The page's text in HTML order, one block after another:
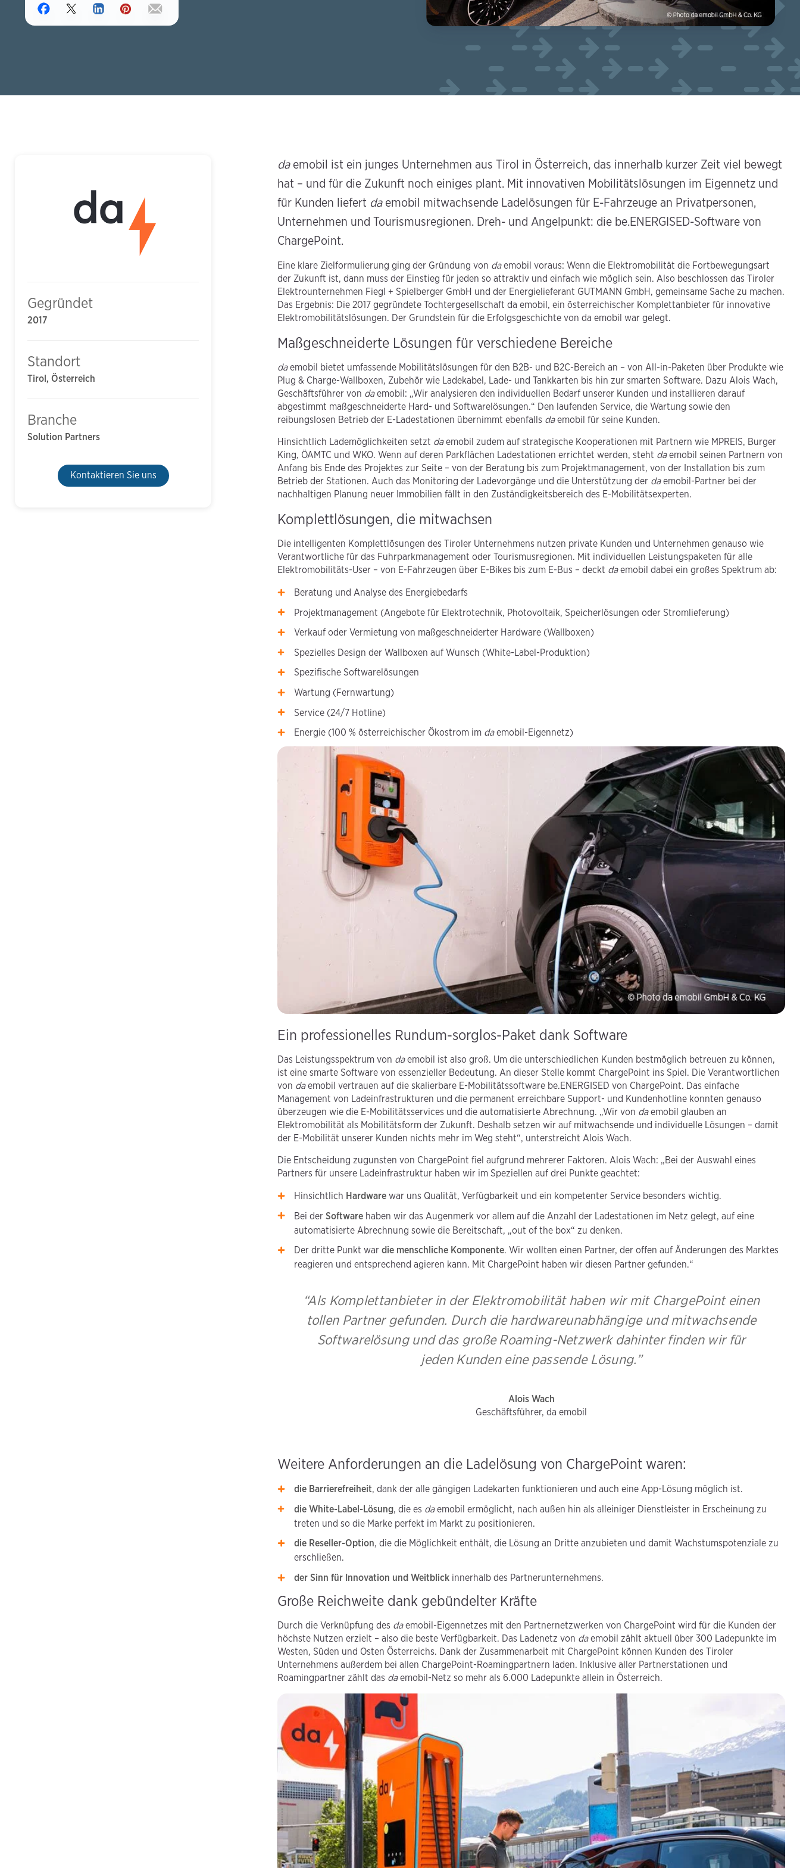
Gegründet
2017
Standort
Tirol, Österreich
Branche
Solution Partners
Kontaktieren Sie uns
daemobil ist ein junges Unternehmen aus Tirol in Österreich, das innerhalb kurzer Zeit viel bewegt
hat – und für die Zukunft noch einiges plant. Mit innovativen Mobilitätslösungen im Eigennetz und
für Kunden liefert daemobil mitwachsende Ladelösungen für E-Fahrzeuge an Privatpersonen,
Unternehmen und Tourismusregionen. Dreh- und Angelpunkt: die be.ENERGISED-Software von
ChargePoint.
Eine klare Zielformulierung ging der Gründung von daemobil voraus: Wenn die Elektromobilität die Fortbewegungsart
der Zukunft ist, dann muss der Einstieg für jeden so attraktiv und einfach wie möglich sein. Also beschlossen das Tiroler
Elektrounternehmen Fiegl + Spielberger GmbH und der Energielieferant GUTMANN GmbH, gemeinsame Sache zu machen.
Das Ergebnis: Die 2017 gegründete Tochtergesellschaft da emobil, ein österreichischer Komplettanbieter für innovative
Elektromobilitätslösungen. Der Grundstein für die Erfolgsgeschichte von da emobil war gelegt.
Maßgeschneiderte Lösungen für verschiedene Bereiche
daemobil bietet umfassende Mobilitätslösungen für den B2B- und B2C-Bereich an – von All-in-Paketen über Produkte wie
Plug & Charge-Wallboxen, Zubehör wie Ladekabel, Lade- und Tankkarten bis hin zur smarten Software. Dazu Alois Wach,
Geschäftsführer von daemobil: „Wir analysieren den individuellen Bedarf unserer Kunden und installieren darauf
abgestimmt maßgeschneiderte Hard- und Softwarelösungen.“ Den laufenden Service, die Wartung sowie den
reibungslosen Betrieb der E-Ladestationen übernimmt ebenfalls daemobil für seine Kunden.
Hinsichtlich Lademöglichkeiten setzt daemobil zudem auf strategische Kooperationen mit Partnern wie MPREIS, Burger
King, ÖAMTC und WKO. Wenn auf deren Parkflächen Ladestationen errichtet werden, steht daemobil seinen Partnern von
Anfang bis Ende des Projektes zur Seite – von der Beratung bis zum Projektmanagement, von der Installation bis zum
Betrieb der Stationen. Auch das Monitoring der Ladevorgänge und die Unterstützung der daemobil-Partner bei der
nachhaltigen Planung neuer Immobilien fällt in den Zuständigkeitsbereich des E-Mobilitätsexperten.
Komplettlösungen, die mitwachsen
Die intelligenten Komplettlösungen des Tiroler Unternehmens nutzen private Kunden und Unternehmen genauso wie
Verantwortliche für das Fuhrparkmanagement oder Tourismusregionen. Mit individuellen Leistungspaketen für alle
Elektromobilitäts-User – von E-Fahrzeugen über E-Bikes bis zum E-Bus – deckt daemobil dabei ein großes Spektrum ab:
Beratung und Analyse des Energiebedarfs
Projektmanagement (Angebote für Elektrotechnik, Photovoltaik, Speicherlösungen oder Stromlieferung)
Verkauf oder Vermietung von maßgeschneiderter Hardware (Wallboxen)
Spezielles Design der Wallboxen auf Wunsch (White-Label-Produktion)
Spezifische Softwarelösungen
Wartung (Fernwartung)
Service (24/7 Hotline)
Energie (100 % österreichischer Ökostrom im daemobil-Eigennetz)
Ein professionelles Rundum-sorglos-Paket dank Software
Das Leistungsspektrum von daemobil ist also groß. Um die unterschiedlichen Kunden bestmöglich betreuen zu können,
ist eine smarte Software von essenzieller Bedeutung. An dieser Stelle kommt ChargePoint ins Spiel. Die Verantwortlichen
von daemobil vertrauen auf die skalierbare E-Mobilitätssoftware be.ENERGISED von ChargePoint. Das einfache
Management von Ladeinfrastrukturen und die permanent erreichbare Support- und Kundenhotline konnten genauso
überzeugen wie die E-Mobilitätsservices und die automatisierte Abrechnung. „Wir von daemobil glauben an
Elektromobilität als Mobilitätsform der Zukunft. Deshalb setzen wir auf mitwachsende und individuelle Lösungen – damit
der E-Mobilität unserer Kunden nichts mehr im Weg steht“, unterstreicht Alois Wach.
Die Entscheidung zugunsten von ChargePoint fiel aufgrund mehrerer Faktoren. Alois Wach: „Bei der Auswahl eines
Partners für unsere Ladeinfrastruktur haben wir im Speziellen auf drei Punkte geachtet:
Hinsichtlich Hardwarewar uns Qualität, Verfügbarkeit und ein kompetenter Service besonders wichtig.
Bei der Softwarehaben wir das Augenmerk vor allem auf die Anzahl der Ladestationen im Netz gelegt, auf eine
automatisierte Abrechnung sowie die Bereitschaft, „out of the box“ zu denken.
Der dritte Punkt war die menschliche Komponente. Wir wollten einen Partner, der offen auf Änderungen des Marktes
reagieren und entsprechend agieren kann. Mit ChargePoint haben wir diesen Partner gefunden.“
“Als Komplettanbieter in der Elektromobilität haben wir mit ChargePoint einen
tollen Partner gefunden. Durch die hardwareunabhängige und mitwachsende
Softwarelösung und das große Roaming-Netzwerk dahinter finden wir für
jeden Kunden eine passende Lösung.”
Alois Wach
Geschäftsführer, da emobil
Weitere Anforderungen an die Ladelösung von ChargePoint waren:
die Barrierefreiheit, dank der alle gängigen Ladekarten funktionieren und auch eine App-Lösung möglich ist.
die White-Label-Lösung, die es daemobil ermöglicht, nach außen hin als alleiniger Dienstleister in Erscheinung zu
treten und so die Marke perfekt im Markt zu positionieren.
die Reseller-Option, die die Möglichkeit enthält, die Lösung an Dritte anzubieten und damit Wachstumspotenziale zu
erschließen.
der Sinn für Innovation und Weitblickinnerhalb des Partnerunternehmens.
Große Reichweite dank gebündelter Kräfte
Durch die Verknüpfung des daemobil-Eigennetzes mit den Partnernetzwerken von ChargePoint wird für die Kunden der
höchste Nutzen erzielt – also die beste Verfügbarkeit. Das Ladenetz von daemobil zählt aktuell über 300 Ladepunkte im
Westen, Süden und Osten Österreichs. Dank der Zusammenarbeit mit ChargePoint können Kunden des Tiroler
Unternehmens außerdem bei allen ChargePoint-Roamingpartnern laden. Inklusive aller Partnerstationen und
Roamingpartner zählt das daemobil-Netz so mehr als 6.000 Ladepunkte allein in Österreich.